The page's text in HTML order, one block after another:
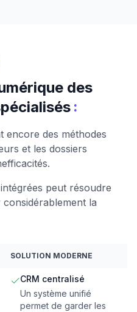
des
:
encore des méthodes
et les dossiers
peut résoudre
la
SOLUTION MODERNE
CRM centralisé
Un système unifié
permet de garder les